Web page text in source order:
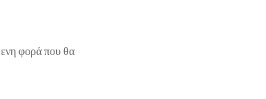
φορά που θα